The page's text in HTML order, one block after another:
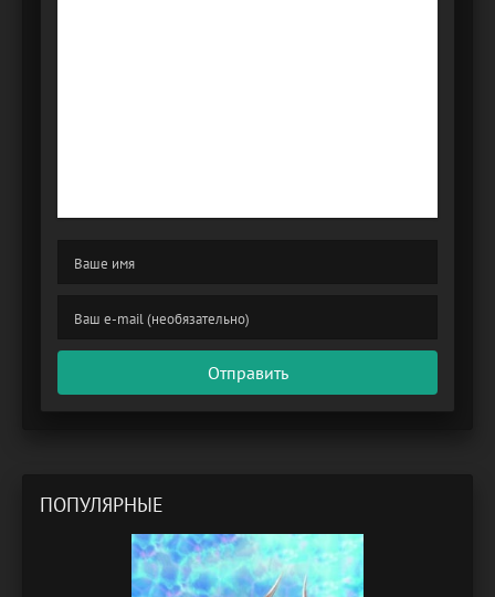
Отправить
ПОПУЛЯРНЫЕ